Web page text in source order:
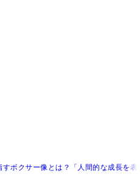
ボクサー像とは？「人間的な成長を